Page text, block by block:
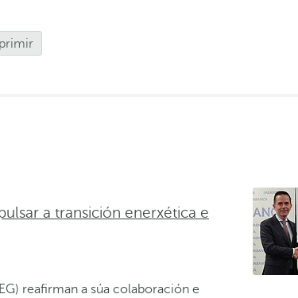
a transición enerxética e
reafirman a súa colaboración e